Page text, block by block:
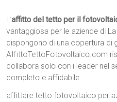
L’affitto del tetto per il
vantaggiosa per le aziende di
dispongono di una copertura di
AffittoTettoFotovoltaico.com
collabora solo con i leader nel
completo e affidabile.
affittare tetto fotovoltaico per